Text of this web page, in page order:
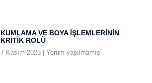
KUMLAMA VE BOYA İŞLEMLERININ
KRITIK ROLÜ
7 Kasım 2023 Yorum yapılmamış